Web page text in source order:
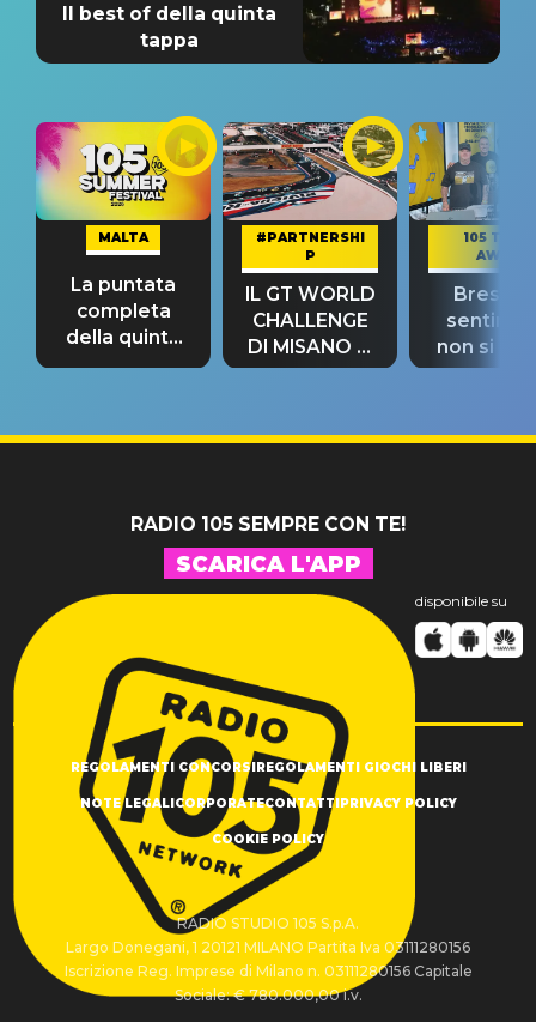
Il best of della quinta
tappa
MALTA
La puntata
completa
della quinta
tappa
#PARTNERSHI
P
IL GT WORLD
CHALLENGE
DI MISANO si
riconferma
105 TAKE
AWAY
Bresh:
non si
fino alla
RADIO 105 SEMPRE CON TE!
SCARICA L'APP
disponibile su
REGOLAMENTI CONCORSI REGOLAMENTI GIOCHI LIBERI
NOTE LEGALI CORPORATECONTATTI PRIVACY POLICY
COOKIE POLICY
RADIO STUDIO 105 S.p.A.
Largo Donegani, 1 20121 MILANO Partita Iva 03111280156
Iscrizione Reg. Imprese di Milano n. 03111280156 Capitale
Sociale: € 780.000,00 i.v.